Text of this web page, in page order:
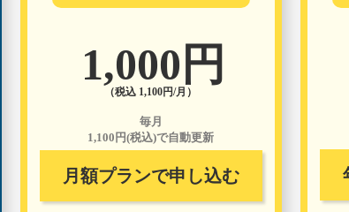
1,000円
（税込 1,100円/月）
毎月
1,100円(税込)で自動更新
月額プランで申し込む